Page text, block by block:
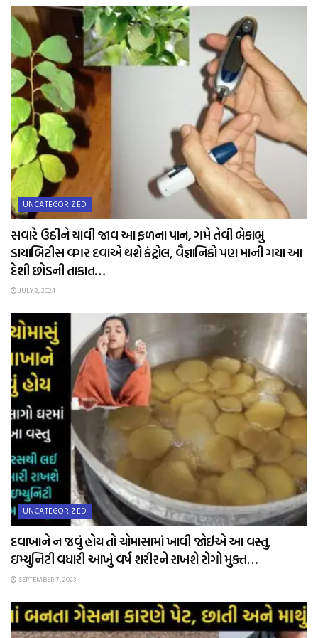
UNCATEGORIZED
સવારે ઉઠીને ચાવી જાવ આ ફળના પાન, ગમે તેવી બેકાબુ
ડાયાબિટીસ વગર દવાએ થશે કંટ્રોલ, વૈજ્ઞાનિકો પણ માની ગયા આ
દેશી છોડની તાકાત…
JULY 2, 2024
UNCATEGORIZED
દવાખાને ન જવું હોય તો ચોમાસામાં ખાવી જોઈએ આ વસ્તુ,
ઇમ્યુનિટી વધારી આખું વર્ષ શરીરને રાખશે રોગો મુક્ત…
SEPTEMBER 7, 2023